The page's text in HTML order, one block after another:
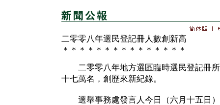
二零零八年選民登記冊人數創新高
＊＊＊＊＊＊＊＊＊＊＊＊＊＊＊
二零零八年地方選區臨時選民登記冊所
十七萬名，創歷來新紀錄。
選舉事務處發言人今日（六月十五日）